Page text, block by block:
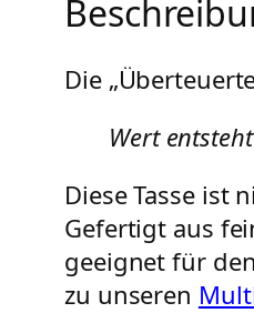
Die
Wert
Diese Tasse ist
Gefertigt aus
geeignet für
zu unseren